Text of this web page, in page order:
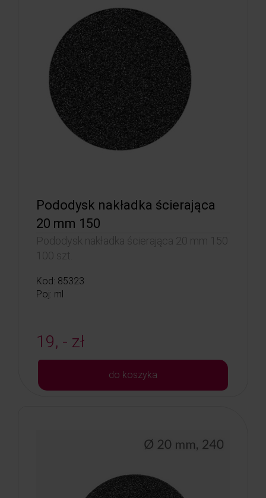
Pododysk nakładka ścierająca
20 mm 150
Pododysk nakładka ścierająca 20 mm 150
100 szt.
Kod: 85323
Poj: ml
19, - zł
do koszyka